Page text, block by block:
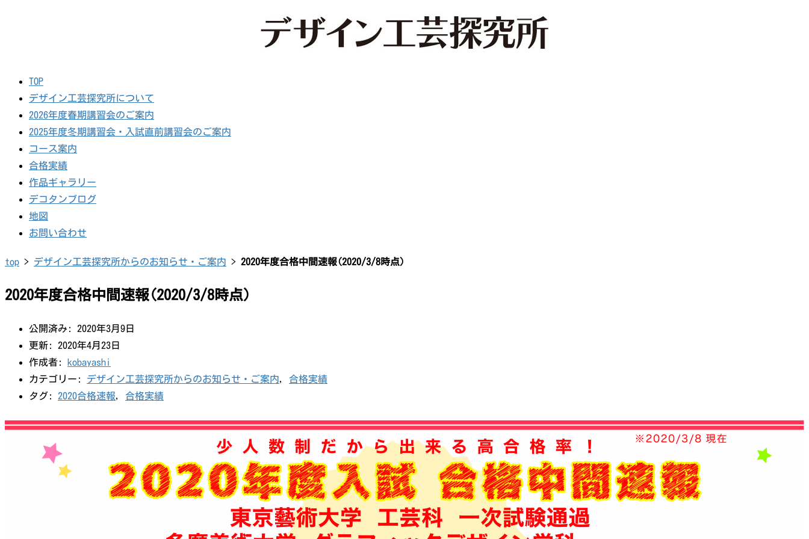
TOP
デザイン工芸探究所について
2026年度春期講習会のご案内
2025年度冬期講習会・入試直前講習会のご案内
コース案内
合格実績
作品ギャラリー
デコタンブログ
地図
お問い合わせ
top > デザイン工芸探究所からのお知らせ・ご案内 > 2020年度合格中間速報(2020/3/8時点)
2020年度合格中間速報(2020/3/8時点)
公開済み: 2020年3月9日
更新: 2020年4月23日
作成者:
kobayashi
カテゴリー: デザイン工芸探究所からのお知らせ・ご案内, 合格実績
タグ: 2020合格速報, 合格実績